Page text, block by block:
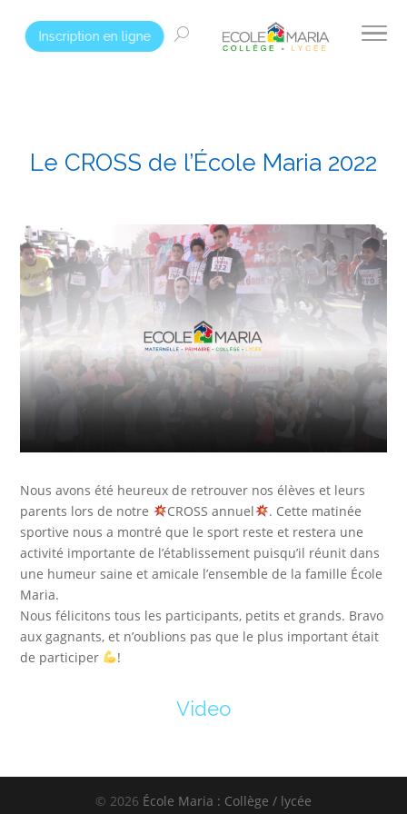
Inscription en ligne
Le CROSS de l’École Maria 2022
Nous avons été heureux de retrouver nos élèves et leurs
parents lors de notre
CROSS annuel
. Cette matinée
sportive nous a montré que le sport reste et restera une
activité importante de l’établissement puisqu’il réunit dans
une humeur saine et amicale l’ensemble de la famille École
Maria.
Nous félicitons tous les participants, petits et grands. Bravo
aux gagnants, et n’oublions pas que le plus important était
de participer
!
Video
© 2026 École Maria : Collège / lycée